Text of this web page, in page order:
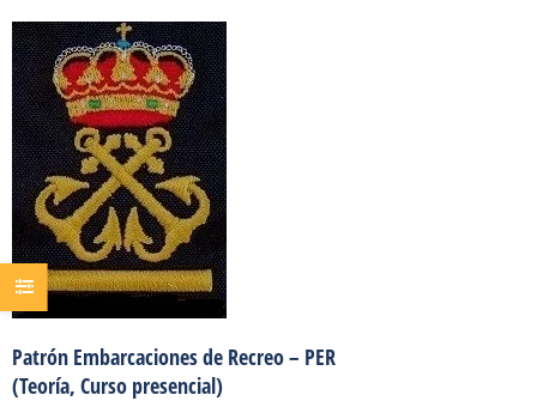
Patrón Embarcaciones de Recreo – PER
(Teoría, Curso presencial)